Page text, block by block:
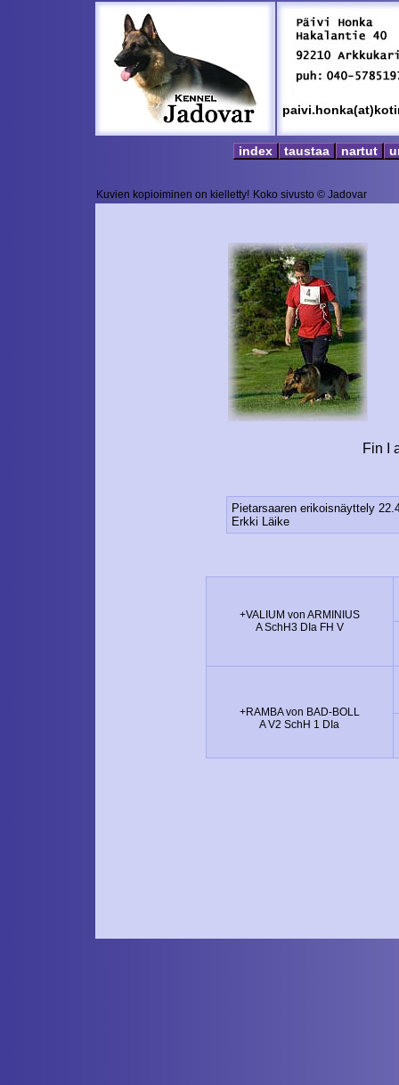
index taustaa nartut
Kuvien kopioiminen on kielletty! Koko sivusto © Jadovar
Fin I
Pietarsaaren erikoisnäyttely
Erkki Läike
+VALIUM von ARMINIUS
A SchH3 DIa FH V
+RAMBA von BAD-BOLL
A V2 SchH 1 DIa